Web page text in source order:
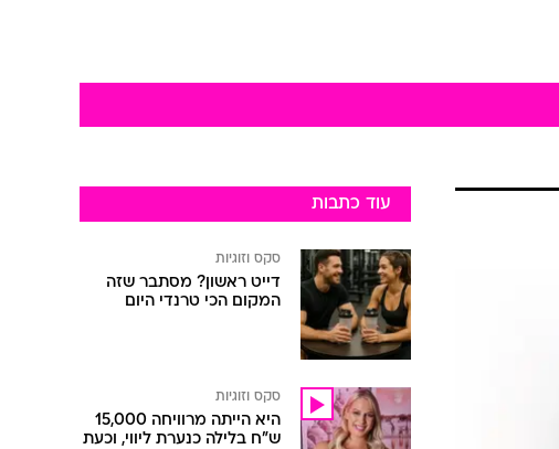
עוד כתבות
סקס וזוגיות
דייט ראשון? מסתבר שזה
המקום הכי טרנדי היום
סקס וזוגיות
היא הייתה מרוויחה 15,000
ש"ח בלילה כנערת ליווי, וכעת